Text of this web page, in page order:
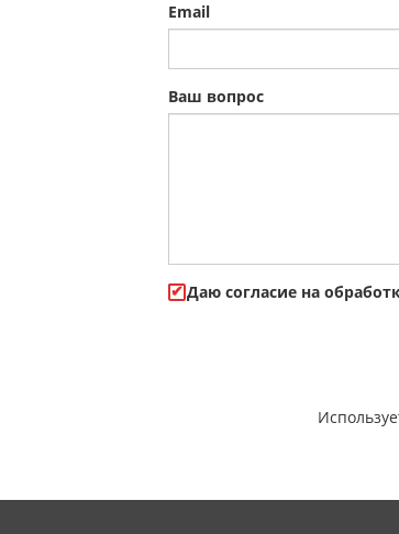
Email
Ваш вопрос
Даю cогласие на